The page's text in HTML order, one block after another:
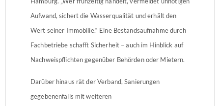
Aufwand, sichert die Wasserqualität und erhält den
Wert seiner Immobilie.“ Eine Bestandsaufnahme durch
Fachbetriebe schafft Sicherheit – auch im Hinblick auf
Nachweispflichten gegenüber Behörden oder Mietern.
Darüber hinaus rät der Verband, Sanierungen
gegebenenfalls mit weiteren